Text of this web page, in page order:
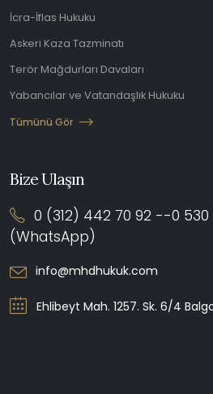
İcra-İflas Hukuku
Askeri Kaza Tazminatı
Terör Mağdurları Davaları
Yabancılar ve Vatandaşlık Hukuku
Tümünü Gör
Bize Ulaşın
0 (312) 442 70 92 --0 530
(WhatsApp)
info@mhdhukuk.com
Ehlibeyt Mah. 1257. Sk. 6/4